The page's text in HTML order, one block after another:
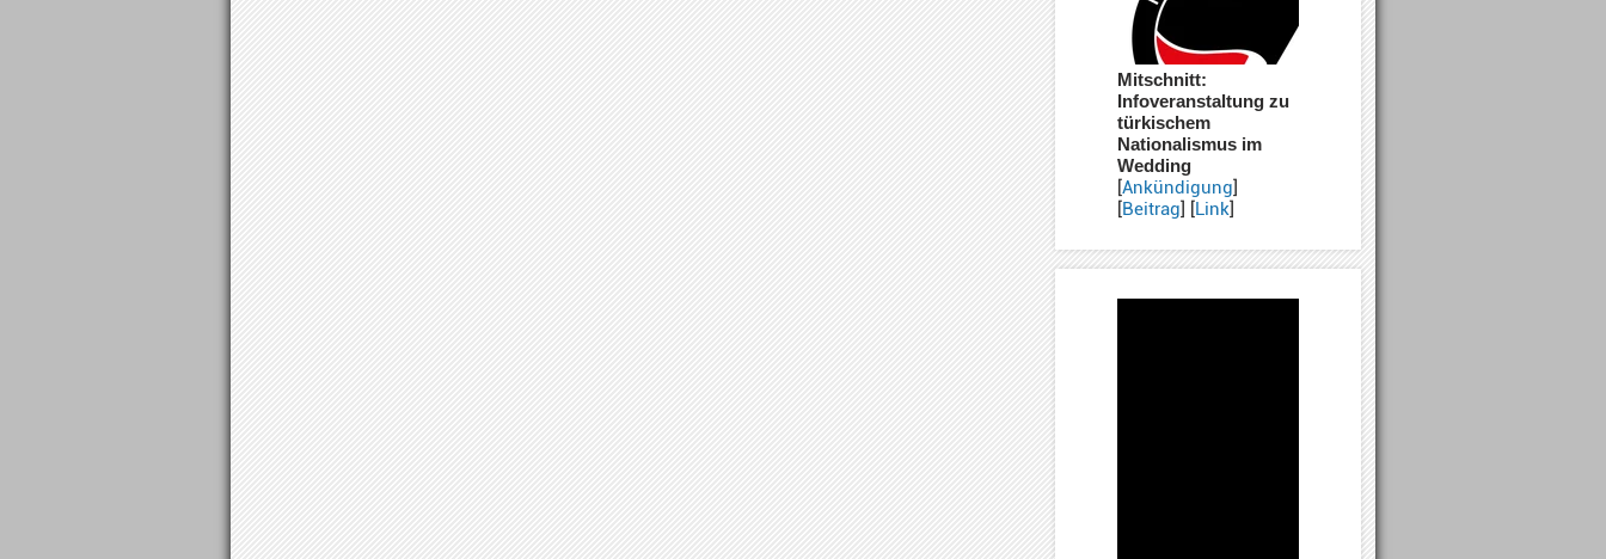
Mitschnitt:
Infoveranstaltung zu
türkischem
Nationalismus im
Wedding
[Ankündigung]
[Beitrag] [Link]